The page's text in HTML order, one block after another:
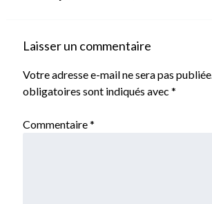
Laisser un commentaire
Votre adresse e-mail ne sera pas publiée.
obligatoires sont indiqués avec *
Commentaire*